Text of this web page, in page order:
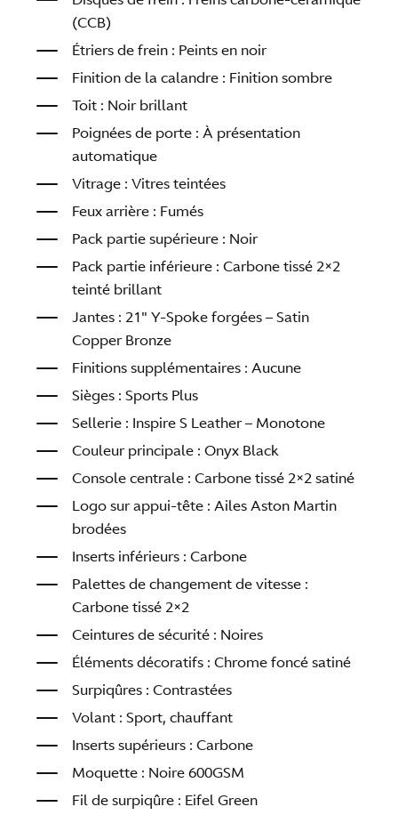
(CCB)
Étriers de frein : Peints en noir
Finition de la calandre : Finition sombre
Toit : Noir brillant
Poignées de porte : À présentation
automatique
Vitrage : Vitres teintées
Feux arrière : Fumés
Pack partie supérieure : Noir
Pack partie inférieure : Carbone tissé 2×2
teinté brillant
Jantes : 21″ Y-Spoke forgées – Satin
Copper Bronze
Finitions supplémentaires : Aucune
Sièges : Sports Plus
Sellerie : Inspire S Leather – Monotone
Couleur principale : Onyx Black
Console centrale : Carbone tissé 2×2 satiné
Logo sur appui-tête : Ailes Aston Martin
brodées
Inserts inférieurs : Carbone
Palettes de changement de vitesse :
Carbone tissé 2×2
Ceintures de sécurité : Noires
Éléments décoratifs : Chrome foncé satiné
Surpiqûres : Contrastées
Volant : Sport, chauffant
Inserts supérieurs : Carbone
Moquette : Noire 600GSM
Fil de surpiqûre : Eifel Green